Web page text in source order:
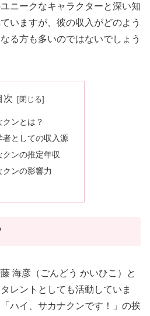
ニークなキャラクターと深い知
いますが、彼の収入がどのよう
る方も多いのではないでしょう
次
クンとは？
者としての収入源
クンの推定年収
クンの影響力
海彦（ごんどう かいひこ）と
レントとしても活動していま
ハイ、サカナクンです！」の挨